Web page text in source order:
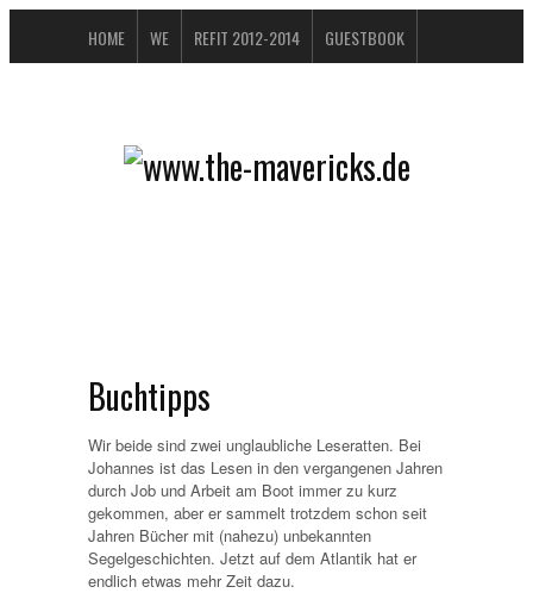
HOME WE REFIT 2012-2014 GUESTBOOK
DATENSCHUTZERKLÄRUNG
Buchtipps
Wir beide sind zwei unglaubliche Leseratten. Bei
Johannes ist das Lesen in den vergangenen Jahren
durch Job und Arbeit am Boot immer zu kurz
gekommen, aber er sammelt trotzdem schon seit
Jahren Bücher mit (nahezu) unbekannten
Segelgeschichten. Jetzt auf dem Atlantik hat er
endlich etwas mehr Zeit dazu.